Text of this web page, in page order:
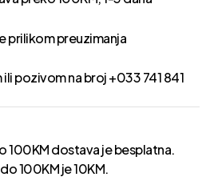
prilikom preuzimanja
pozivom na broj +033 741 841
100KM dostava je besplatna.
100KM je 10KM.